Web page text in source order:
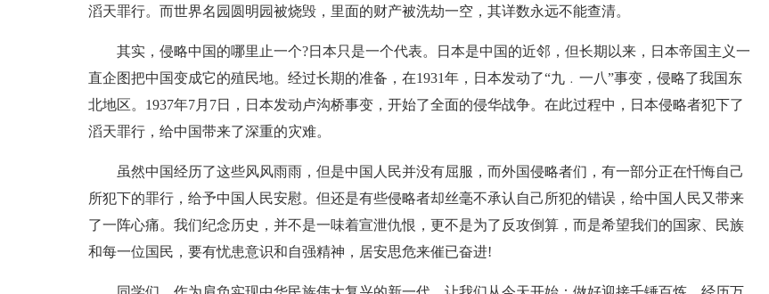
滔天罪行。而世界名园圆明园被烧毁，里面的财产被洗劫一空，其详数永远不能查清。
其实，侵略中国的哪里止一个?日本只是一个代表。日本是中国的近邻，但长期以来，日本帝国主义一
直企图把中国变成它的殖民地。经过长期的准备，在1931年，日本发动了“九﹒一八”事变，侵略了我国东
北地区。1937年7月7日，日本发动卢沟桥事变，开始了全面的侵华战争。在此过程中，日本侵略者犯下了
滔天罪行，给中国带来了深重的灾难。
虽然中国经历了这些风风雨雨，但是中国人民并没有屈服，而外国侵略者们，有一部分正在忏悔自己
所犯下的罪行，给予中国人民安慰。但还是有些侵略者却丝毫不承认自己所犯的错误，给中国人民又带来
了一阵心痛。我们纪念历史，并不是一味着宣泄仇恨，更不是为了反攻倒算，而是希望我们的国家、民族
和每一位国民，要有忧患意识和自强精神，居安思危来催已奋进!